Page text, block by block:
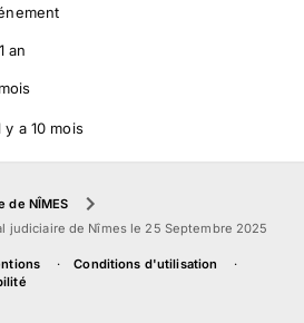
1 an
mois
y a 10 mois
de NÎMES
judiciaire de Nîmes le 25 Septembre 2025
Conditions d'utilisation